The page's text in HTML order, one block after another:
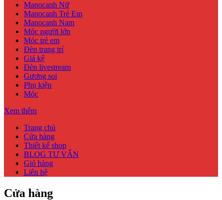
Manocanh Nữ
Manocanh Trẻ Em
Manocanh Nam
Móc người lớn
Móc trẻ em
Đèn trang trí
Giá kệ
Đèn livestream
Gương soi
Phụ kiện
Móc
Xem thêm
Trang chủ
Cửa hàng
Thiết kế shop
BLOG TƯ VẤN
Giỏ hàng
Liên hệ
Cửa hàng